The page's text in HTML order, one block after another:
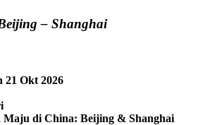
– Shanghai
21 Okt 2026
Maju di China: Beijing & Shanghai